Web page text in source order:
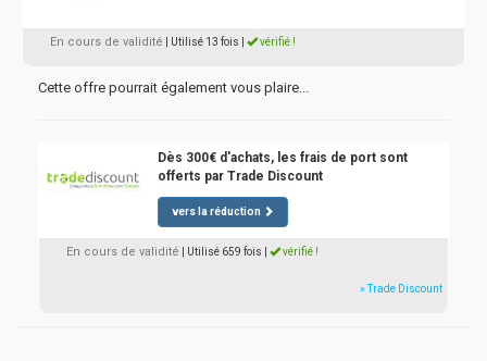
En cours de validité | Utilisé 13 fois vérifié !
Cette offre pourrait également vous plaire...
Dès 300€ d'achats, les frais de port sont
offerts par Trade Discount
vers la réduction
En cours de validité | Utilisé 659 fois vérifié !
» Trade Discount